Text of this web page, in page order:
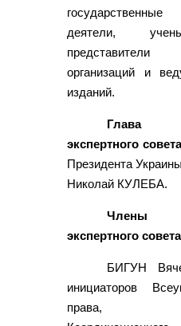
деятели,
организаций и
изданий.
Глава
экспертного совета
Президента
Николай КУЛЕБА.
Члены
экспертного
БИГУН
инициаторов
права, экс-